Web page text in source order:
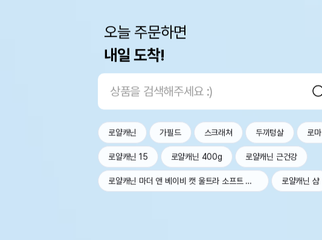
오늘 주문하면
내일 도착!
로얄캐닌 가필드 스크래쳐 두끼텅살 로마
로얄캐닌 15 로얄캐닌 400g 로얄캐닌 근건강
로얄캐닌 마더 앤 베이비 캣 울트라 소프트 무스 트레이 100g 로얄캐닌 샴